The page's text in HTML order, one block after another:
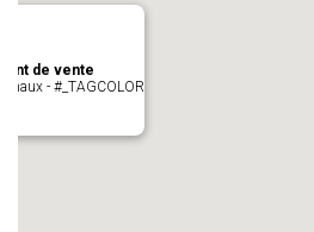
de vente
- #_TAGCOLOR